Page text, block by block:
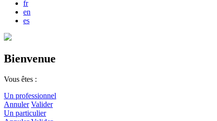
fr
en
es
Bienvenue
Vous êtes :
Un professionnel
Annuler Valider
Un particulier